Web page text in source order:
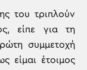
του τριπλούν
είπε για τη
συμμετοχή
είμαι έτοιμος